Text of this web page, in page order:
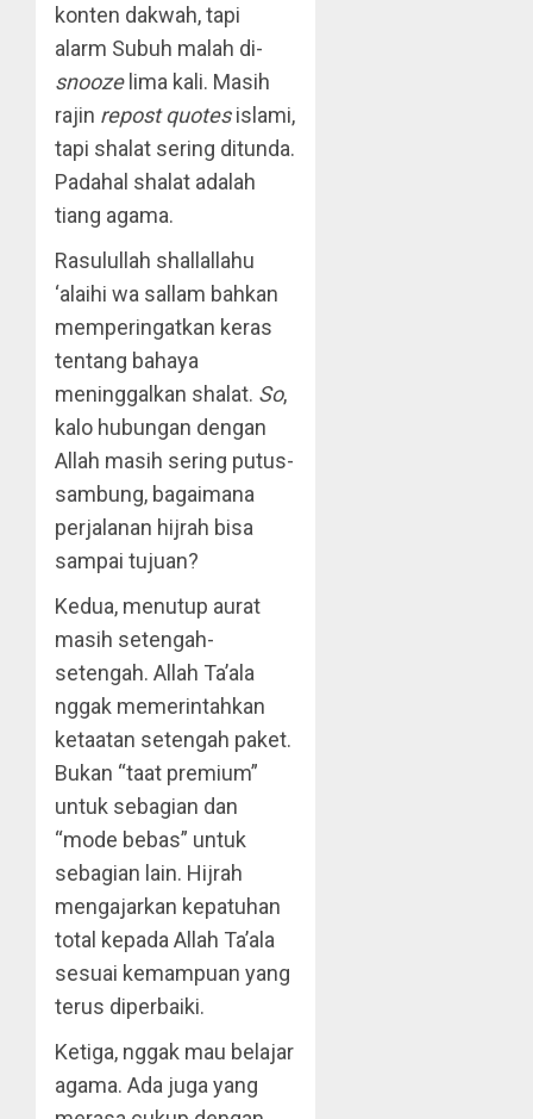
konten dakwah, tapi
alarm Subuh malah di-
snoozelima kali. Masih
rajin repost quotesislami,
tapi shalat sering ditunda.
Padahal shalat adalah
tiang agama.
Rasulullah shallallahu
‘alaihi wa sallam bahkan
memperingatkan keras
tentang bahaya
meninggalkan shalat. So,
kalo hubungan dengan
Allah masih sering putus-
sambung, bagaimana
perjalanan hijrah bisa
sampai tujuan?
Kedua, menutup aurat
masih setengah-
setengah. Allah Ta’ala
nggak memerintahkan
ketaatan setengah paket.
Bukan “taat premium”
untuk sebagian dan
“mode bebas” untuk
sebagian lain. Hijrah
mengajarkan kepatuhan
total kepada Allah Ta’ala
sesuai kemampuan yang
terus diperbaiki.
Ketiga, nggak mau belajar
agama. Ada juga yang